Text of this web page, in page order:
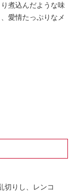
煮込んだような味
愛情たっぷりなメ
切りし、レンコ